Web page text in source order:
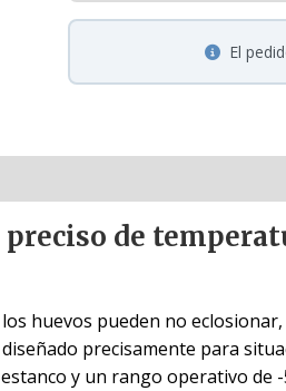
El
de
huevos pueden no
precisamente para
y un rango operativo de